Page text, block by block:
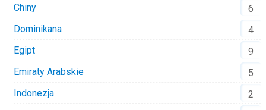
Chiny
6
Dominikana
4
Egipt
9
Emiraty Arabskie
5
Indonezja
2